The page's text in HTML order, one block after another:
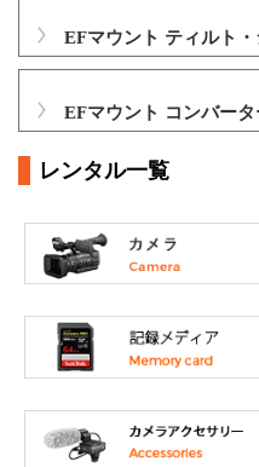
EFマウント ティルト
EFマウント コンバータ
レンタル一覧